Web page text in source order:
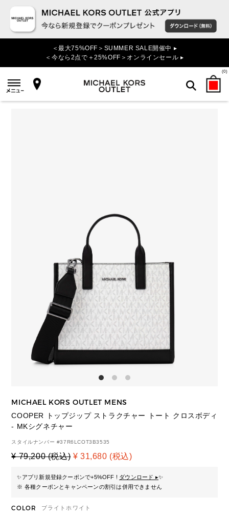
＜最大75%OFF＞SUMMER SALE開催中 ▸
＜今なら2点で＋25%OFF＞オンラインセール ▸
(0)
MICHAEL KORS OUTLET MENS
COOPER トップジップ ストラクチャー トート クロスボディ
- MKシグネチャー
スタイルナンバー #37R6LCOT3B3535
¥ 79,200 (税込) ¥ 31,680 (税込)
✨アプリ新規登録クーポンで+5%OFF ! ダウンロード ▸✨
※ 各種クーポンとキャンペーンの割引は併用できません
COLOR ブライトホワイト